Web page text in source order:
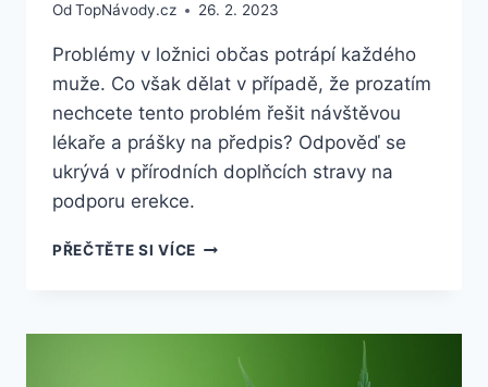
OdTopNávody.cz 26. 2. 2023
Problémy v ložnici občas potrápí každého
muže. Co však dělat v případě, že prozatím
nechcete tento problém řešit návštěvou
lékaře a prášky na předpis? Odpověď se
ukrývá v přírodních doplňcích stravy na
podporu erekce.
PŘEČTĚTE SI VÍCEAMAREX